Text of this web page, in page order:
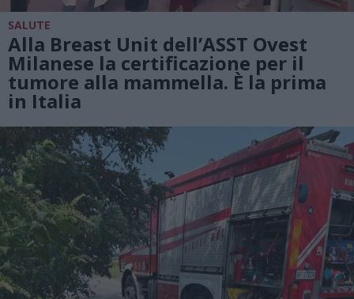
SALUTE
Alla Breast Unit dell’ASST Ovest
Milanese la certificazione per il
tumore alla mammella. È la prima
in Italia